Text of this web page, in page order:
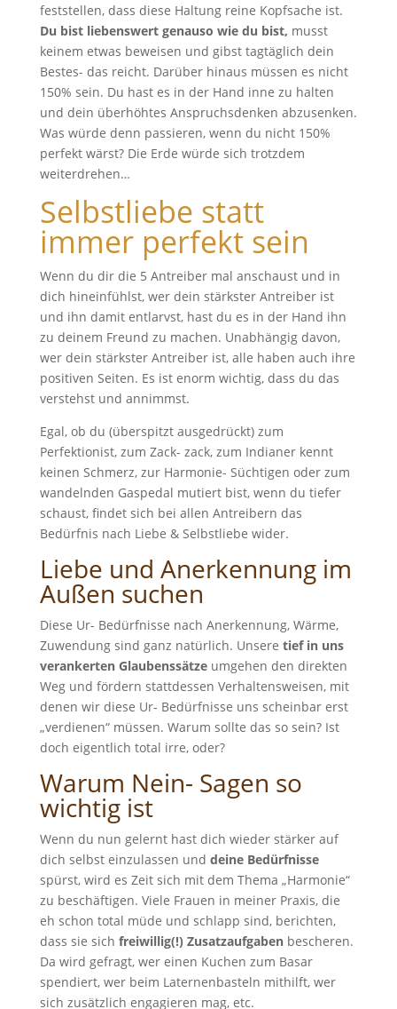
feststellen, dass diese Haltung reine Kopfsache ist.
Du bist liebenswert genauso wie du bist, musst
keinem etwas beweisen und gibst tagtäglich dein
Bestes- das reicht. Darüber hinaus müssen es nicht
150% sein. Du hast es in der Hand inne zu halten
und dein überhöhtes Anspruchsdenken abzusenken.
Was würde denn passieren, wenn du nicht 150%
perfekt wärst? Die Erde würde sich trotzdem
weiterdrehen…
Selbstliebe statt
immer perfekt sein
Wenn du dir die 5 Antreiber mal anschaust und in
dich hineinfühlst, wer dein stärkster Antreiber ist
und ihn damit entlarvst, hast du es in der Hand ihn
zu deinem Freund zu machen. Unabhängig davon,
wer dein stärkster Antreiber ist, alle haben auch ihre
positiven Seiten. Es ist enorm wichtig, dass du das
verstehst und annimmst.
Egal, ob du (überspitzt ausgedrückt) zum
Perfektionist, zum Zack- zack, zum Indianer kennt
keinen Schmerz, zur Harmonie- Süchtigen oder zum
wandelnden Gaspedal mutiert bist, wenn du tiefer
schaust, findet sich bei allen Antreibern das
Bedürfnis nach Liebe & Selbstliebe wider.
Liebe und Anerkennung im
Außen suchen
Diese Ur- Bedürfnisse nach Anerkennung, Wärme,
Zuwendung sind ganz natürlich. Unsere tief in uns
verankerten Glaubenssätze umgehen den direkten
Weg und fördern stattdessen Verhaltensweisen, mit
denen wir diese Ur- Bedürfnisse uns scheinbar erst
„verdienen“ müssen. Warum sollte das so sein? Ist
doch eigentlich total irre, oder?
Warum Nein- Sagen so
wichtig ist
Wenn du nun gelernt hast dich wieder stärker auf
dich selbst einzulassen und deine Bedürfnisse
spürst, wird es Zeit sich mit dem Thema „Harmonie“
zu beschäftigen. Viele Frauen in meiner Praxis, die
eh schon total müde und schlapp sind, berichten,
dass sie sich freiwillig(!) Zusatzaufgabenbescheren.
Da wird gefragt, wer einen Kuchen zum Basar
spendiert, wer beim Laternenbasteln mithilft, wer
sich zusätzlich engagieren mag, etc.